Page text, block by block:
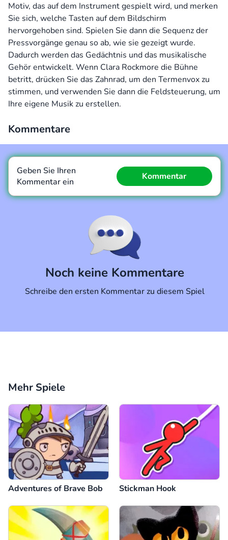
Motiv, das auf dem Instrument gespielt wird, und merken
Sie sich, welche Tasten auf dem Bildschirm
hervorgehoben sind. Spielen Sie dann die Sequenz der
Pressvorgänge genau so ab, wie sie gezeigt wurde.
Dadurch werden das Gedächtnis und das musikalische
Gehör entwickelt. Wenn Clara Rockmore die Bühne
betritt, drücken Sie das Zahnrad, um den Termenvox zu
stimmen, und verwenden Sie dann die Feldsteuerung, um
Ihre eigene Musik zu erstellen.
Kommentare
Noch keine Kommentare
Schreibe den ersten Kommentar zu diesem Spiel
Geben Sie Ihren
Kommentar ein
Kommentar
Mehr Spiele
Adventures of Brave Bob Stickman Hook